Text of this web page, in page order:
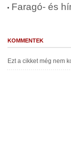
Faragó- és